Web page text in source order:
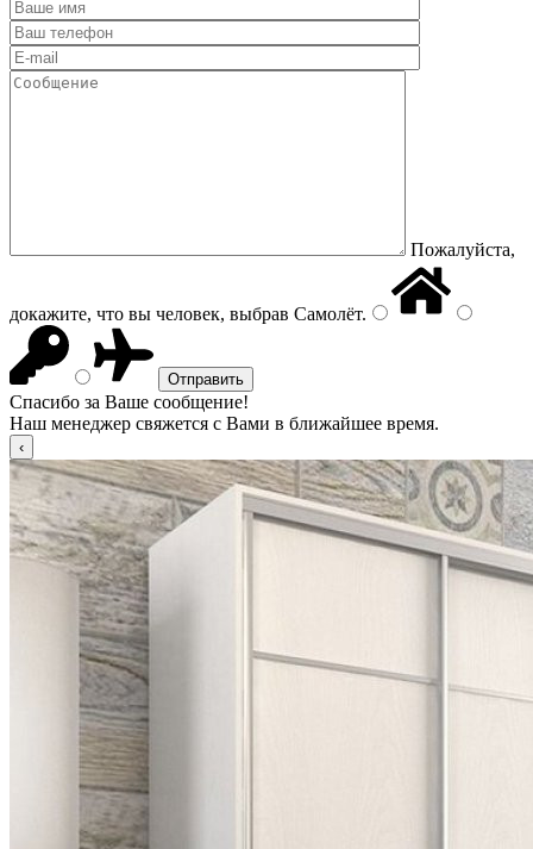
Пожалуйста,
докажите, что вы человек, выбрав Самолёт.
Спасибо за Ваше сообщение!
Наш менеджер свяжется с Вами в ближайшее время.